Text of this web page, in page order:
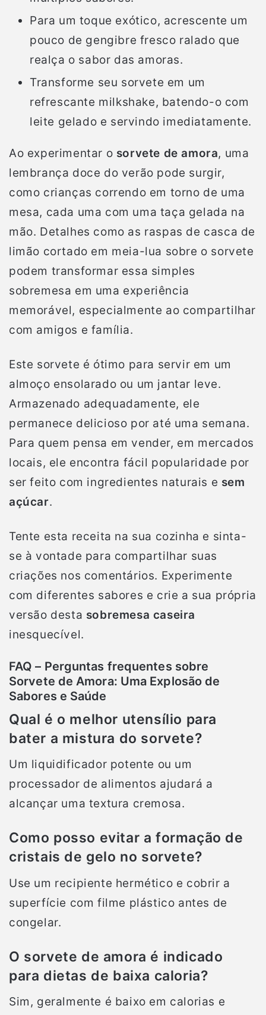
Para um toque exótico, acrescente um
pouco de gengibre fresco ralado que
realça o sabor das amoras.
Transforme seu sorvete em um
refrescante milkshake, batendo-o com
leite gelado e servindo imediatamente.
Ao experimentar o sorvete de amora, uma
lembrança doce do verão pode surgir,
como crianças correndo em torno de uma
mesa, cada uma com uma taça gelada na
mão. Detalhes como as raspas de casca de
limão cortado em meia-lua sobre o sorvete
podem transformar essa simples
sobremesa em uma experiência
memorável, especialmente ao compartilhar
com amigos e família.
Este sorvete é ótimo para servir em um
almoço ensolarado ou um jantar leve.
Armazenado adequadamente, ele
permanece delicioso por até uma semana.
Para quem pensa em vender, em mercados
locais, ele encontra fácil popularidade por
ser feito com ingredientes naturais e sem
açúcar.
Tente esta receita na sua cozinha e sinta-
se à vontade para compartilhar suas
criações nos comentários. Experimente
com diferentes sabores e crie a sua própria
versão desta sobremesa caseira
inesquecível.
FAQ – Perguntas frequentes sobre
Sorvete de Amora: Uma Explosão de
Sabores e Saúde
Qual é o melhor utensílio para
bater a mistura do sorvete?
Um liquidificador potente ou um
processador de alimentos ajudará a
alcançar uma textura cremosa.
Como posso evitar a formação de
cristais de gelo no sorvete?
Use um recipiente hermético e cobrir a
superfície com filme plástico antes de
congelar.
O sorvete de amora é indicado
para dietas de baixa caloria?
Sim, geralmente é baixo em calorias e